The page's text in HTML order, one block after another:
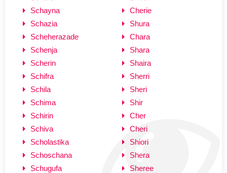
Schayna
Schazia
Scheherazade
Schenja
Scherin
Schifra
Schila
Schima
Schirin
Schiva
Scholastika
Schoschana
Schugufa
Cherie
Shura
Chara
Shara
Shaira
Sherri
Sheri
Shir
Cher
Cheri
Shiori
Shera
Sheree